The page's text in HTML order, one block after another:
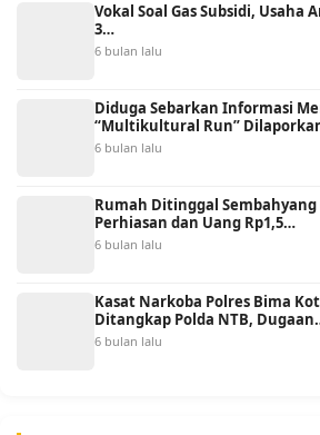
Vokal Soal Gas Subsidi, Usaha
3…
6 bulan lalu
Diduga Sebarkan Informasi
“Multikultural Run”
6 bulan lalu
Rumah Ditinggal
Perhiasan dan Uang Rp1,5…
6 bulan lalu
Kasat Narkoba Polres Bima
Ditangkap Polda NTB,
6 bulan lalu